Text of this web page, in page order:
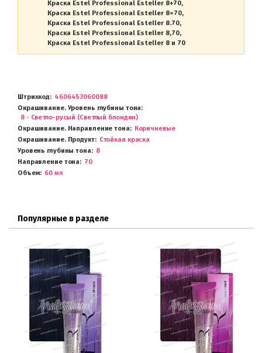
Краска Estel Professional Esteller 8+70
Краска Estel Professional Esteller 8=70
Краска Estel Professional Esteller 8.70
Краска Estel Professional Esteller 8,70
Краска Estel Professional Esteller 8 и 70
Штрихкод
4606453060088
Окрашивание. Уровень глубины тона
8 - Светло-русый (Светлый блондин)
Окрашивание. Направление тона
Коричневые
Окрашивание. Продукт
Стойкая краска
Уровень глубины тона
8
Направление тона
70
Объем
60 мл
Популярные в разделе